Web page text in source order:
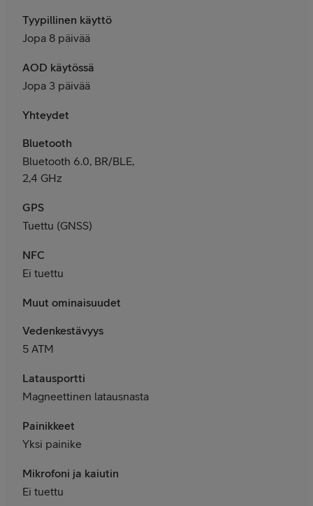
Tyypillinen käyttö
Jopa 8 päivää
AOD käytössä
Jopa 3 päivää
Yhteydet
Bluetooth
Bluetooth 6.0, BR/BLE,
2,4 GHz
GPS
Tuettu (GNSS)
NFC
Ei tuettu
Muut ominaisuudet
Vedenkestävyys
5 ATM
Latausportti
Magneettinen latausnasta
Painikkeet
Yksi painike
Mikrofoni ja kaiutin
Ei tuettu